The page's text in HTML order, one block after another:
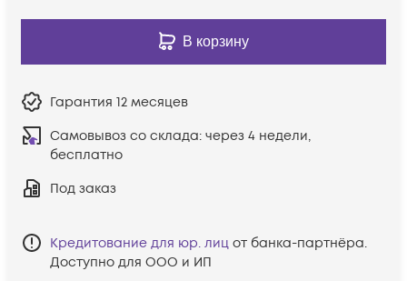
В корзину
Гарантия 12 месяцев
Самовывоз со склада: через 4 недели,
бесплатно
Под заказ
Кредитование для юр. лиц от банка-партнёра.
Доступно для ООО и ИП